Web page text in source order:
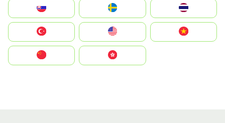
United States
中國香港特別行政區